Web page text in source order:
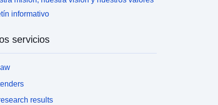
informativo
servicios
results